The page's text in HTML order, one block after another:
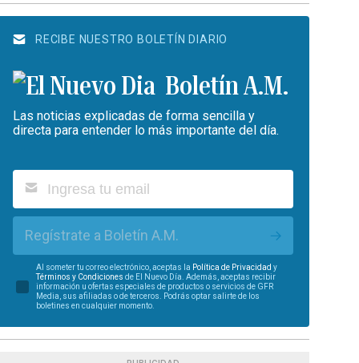
RECIBE NUESTRO BOLETÍN DIARIO
Boletín A.M.
Las noticias explicadas de forma sencilla y
directa para entender lo más importante del día.
Regístrate a Boletín A.M.
Al someter tu correo electrónico, aceptas la Política de Privacidad y
Términos y Condiciones de El Nuevo Día. Además, aceptas recibir
información u ofertas especiales de productos o servicios de GFR
Media, sus afiliadas o de terceros. Podrás optar salirte de los
boletines en cualquier momento.